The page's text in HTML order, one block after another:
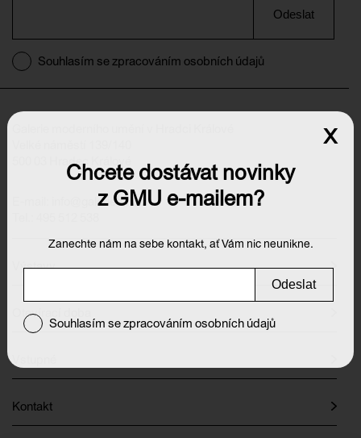
Odeslat
Souhlasím se zpracováním osobních údajů
500 03 Hradec Králové
info@galeriehk.cz
Výstavy
Otevírací doba
Kontakt
Chcete dostávat novinky
z GMU e-mailem?
Zanechte nám na sebe kontakt, ať Vám nic neunikne.
Odeslat
Souhlasím se zpracováním osobních údajů
x